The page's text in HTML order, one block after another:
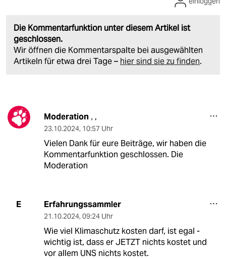
Die Kommentarfunktion unter diesem Artikel ist
geschlossen.
Wir öffnen die Kommentarspalte bei ausgewählten
Artikeln für etwa drei Tage – hier sind sie zu finden.
Moderation, ,
23.10.2024, 10:57 Uhr
Vielen Dank für eure Beiträge, wir haben die
Kommentarfunktion geschlossen. Die
Moderation
E Erfahrungssammler
21.10.2024, 09:24 Uhr
Wie viel Klimaschutz kosten darf, ist egal -
wichtig ist, dass er JETZT nichts kostet und
vor allem UNS nichts kostet.